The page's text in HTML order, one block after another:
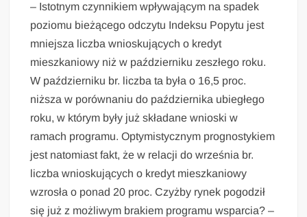
– Istotnym czynnikiem wpływającym na spadek
poziomu bieżącego odczytu Indeksu Popytu jest
mniejsza liczba wnioskujących o kredyt
mieszkaniowy niż w październiku zeszłego roku.
W październiku br. liczba ta była o 16,5 proc.
niższa w porównaniu do października ubiegłego
roku, w którym były już składane wnioski w
ramach programu. Optymistycznym prognostykiem
jest natomiast fakt, że w relacji do września br.
liczba wnioskujących o kredyt mieszkaniowy
wzrosła o ponad 20 proc. Czyżby rynek pogodził
się już z możliwym brakiem programu wsparcia? –